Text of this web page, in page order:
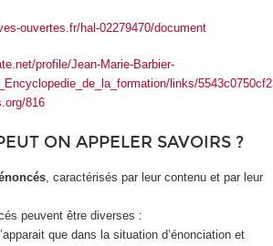
ouvertes.fr/hal-02279470/document
profile/Jean-Marie-Barbier-
links/
816
ON APPELER SAVOIRS ?
, caractérisés par leur contenu et par leur
peuvent être diverses :
que dans la situation d’énonciation et